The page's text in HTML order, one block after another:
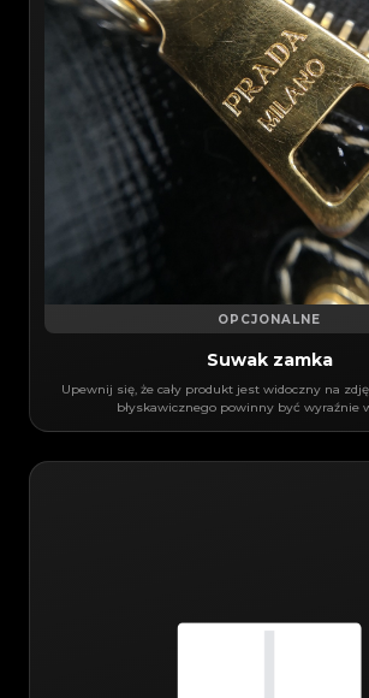
OPCJONALNE
Suwak zamka
Upewnij się, że cały produkt jest widoczny na
błyskawicznego powinny być wyraźnie